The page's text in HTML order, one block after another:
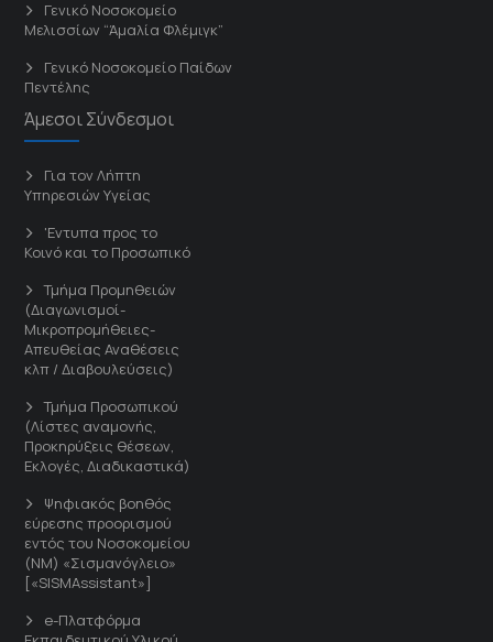
Γενικό Νοσοκομείο
Μελισσίων “Άμαλία Φλέμιγκ”
Γενικό Νοσοκομείο Παίδων
Πεντέλης
Άμεσοι Σύνδεσμοι
Για τον Λήπτη
Υπηρεσιών Υγείας
'Εντυπα προς το
Κοινό και το Προσωπικό
Τμήμα Προμηθειών
(Διαγωνισμοί-
Μικροπρομήθειες-
Απευθείας Αναθέσεις
κλπ / Διαβουλεύσεις)
Τμήμα Προσωπικού
(Λίστες αναμονής,
Προκηρύξεις θέσεων,
Εκλογές, Διαδικαστικά)
Ψηφιακός βοηθός
εύρεσης προορισμού
εντός του Νοσοκομείου
(ΝΜ) «Σισμανόγλειο»
[«SISMAssistant»]
e-Πλατφόρμα